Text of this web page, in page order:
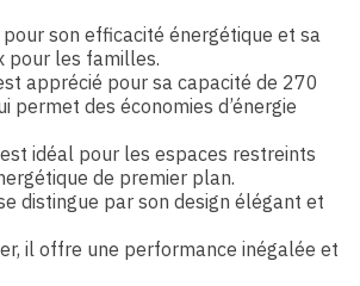
pour son efficacité énergétique et sa
pour les familles.
apprécié pour sa capacité de 270
des économies d’énergie
idéal pour les espaces restreints
de premier plan.
distingue par son design élégant et
il offre une performance inégalée et